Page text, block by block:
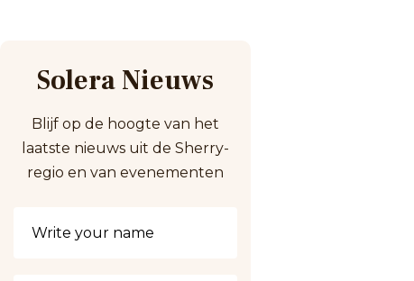
Solera Nieuws
Blijf op de hoogte van het
laatste nieuws uit de Sherry-
regio en van evenementen